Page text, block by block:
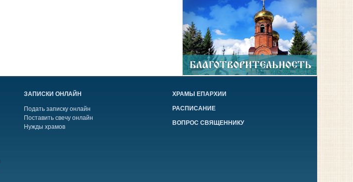
ЗАПИСКИ ОНЛАЙН
Подать записку онлайн
Поставить свечу онлайн
Нужды храмов
ХРАМЫ ЕПАРХИИ
РАСПИСАНИЕ
ВОПРОС СВЯЩЕННИКУ